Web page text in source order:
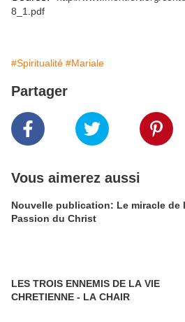
8_1.pdf
#Spiritualité #Mariale
Partager
Vous aimerez aussi
Nouvelle publication: Le miracle de
Passion du Christ
LES TROIS ENNEMIS DE LA VIE
CHRETIENNE - LA CHAIR